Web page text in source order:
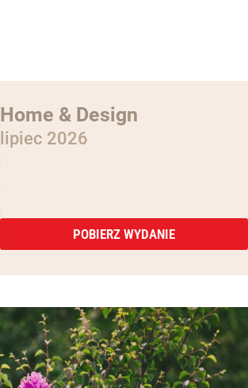
Home & Design
lipiec 2026
POBIERZ WYDANIE